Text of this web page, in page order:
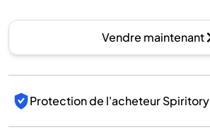
Vendre maintenant
Protection de l'acheteur Spiritory